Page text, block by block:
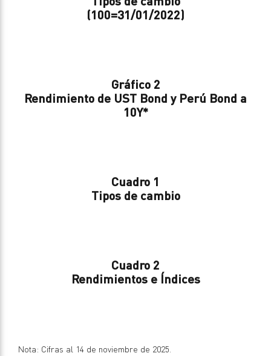
(100=31/01/2022)
Gráfico 2
Rendimiento de UST Bond y Perú Bond a
10Y*
Cuadro 1
Tipos de cambio
Cuadro 2
Rendimientos e Índices
Nota: Cifras al 14 de noviembre de 2025.